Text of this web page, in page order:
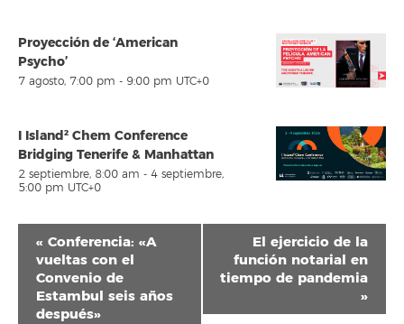
Proyección de ‘American
Psycho’
7 agosto, 7:00 pm - 9:00 pm UTC+0
I Island² Chem Conference
Bridging Tenerife & Manhattan
2 septiembre, 8:00 am - 4 septiembre,
5:00 pm UTC+0
Navegación
del
Evento
« Conferencia: «A
vueltas con el
Convenio de
Estambul seis años
después»
El ejercicio de la
función notarial en
tiempo de pandemia
»